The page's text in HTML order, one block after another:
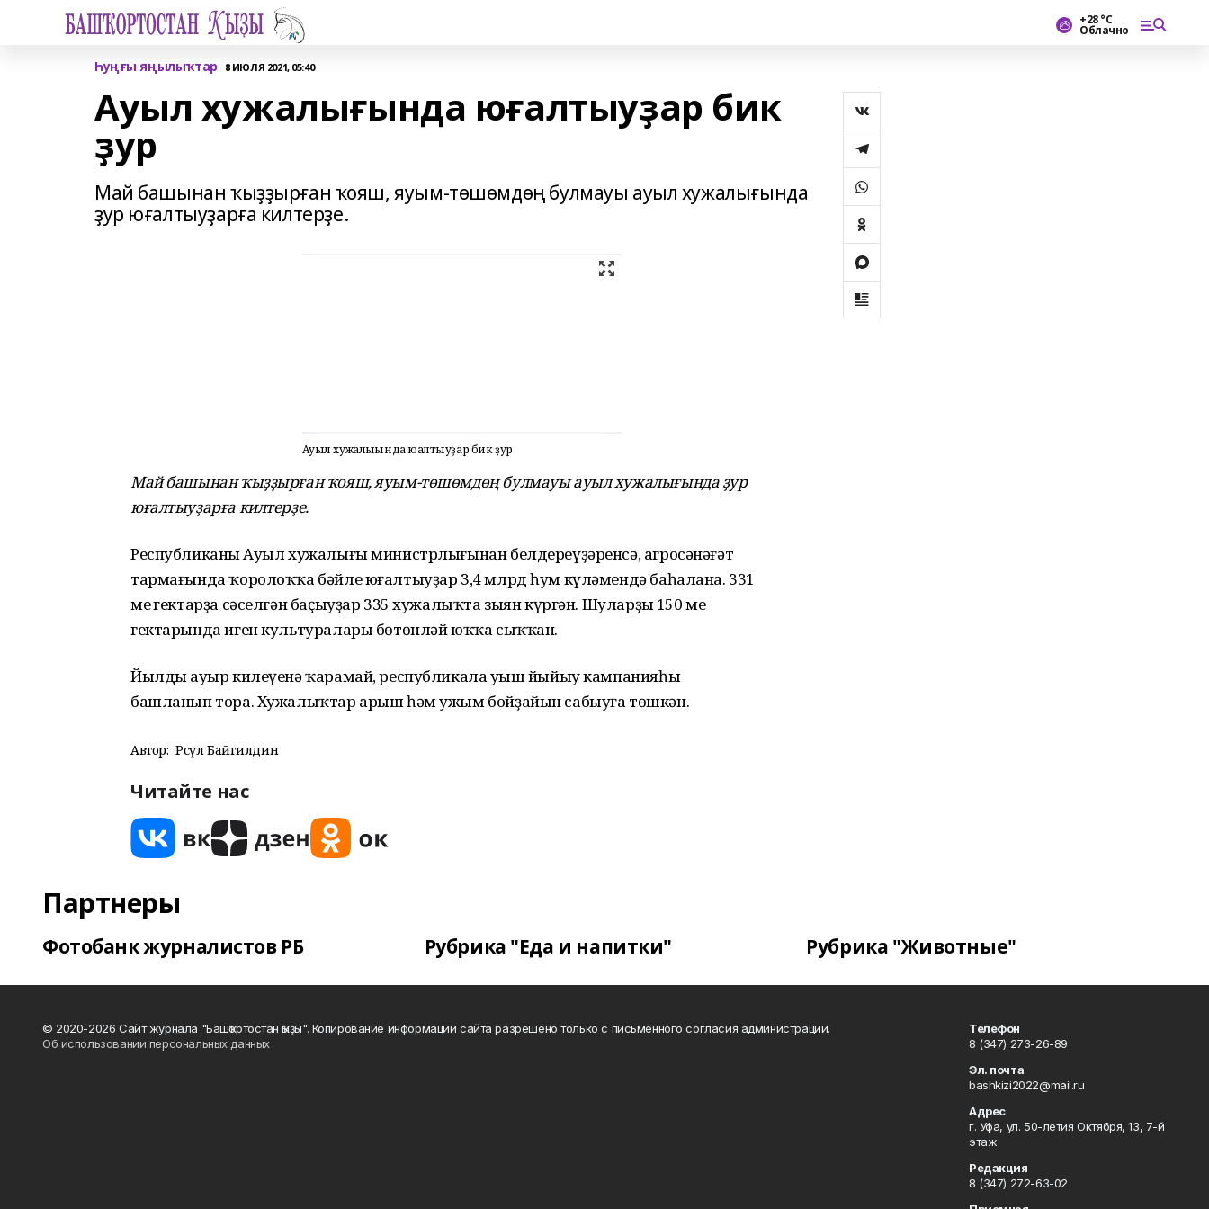
+28 °С
Облачно
Һуңғы яңылыҡтар 8 ИЮЛЯ 2021, 05:40
Ауыл хужалығында юғалтыуҙар бик
ҙур
Май башынан ҡыҙҙырған ҡояш, яуым-төшөмдөң булмауы ауыл хужалығында
ҙур юғалтыуҙарға килтерҙе.
Ауыл хужалығында юғалтыуҙар бик ҙур
Май башынан ҡыҙҙырған ҡояш, яуым-төшөмдөң булмауы ауыл хужалығында ҙур
юғалтыуҙарға килтерҙе.
Республиканың Ауыл хужалығы министрлығынан белдереүҙәренсә, агросәнәғәт
тармағында ҡоролоҡҡа бәйле юғалтыуҙар 3,4 млрд һум күләмендә баһалана. 331
мең гектарҙа сәселгән баҫыуҙар 335 хужалыҡта зыян күргән. Шуларҙың 150 мең
гектарында иген культуралары бөтөнләй юҡҡа сыҡҡан.
Йылдың ауыр килеүенә ҡарамай, республикала уңыш йыйыу кампанияһы
башланып тора. Хужалыҡтар арыш һәм ужым бойҙайын сабыуға төшкән.
Автор: Рәсүл Байгилдин
Читайте нас
Партнеры
Фотобанк журналистов РБ Рубрика "Еда и напитки" Рубрика "Животные"
© 2020-2026 Сайт журнала "Башҡортостан ҡыҙы". Копирование информации сайта разрешено только с письменного согласия администрации.
Об использовании персональных данных
Телефон
8 (347) 273-26-89
Эл. почта
bashkizi2022@mail.ru
Адрес
г. Уфа, ул. 50-летия Октября, 13, 7-й
этаж
Редакция
8 (347) 272-63-02